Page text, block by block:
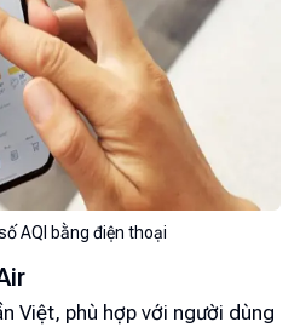
AQI bằng điện thoại
Việt, phù hợp với người dùng